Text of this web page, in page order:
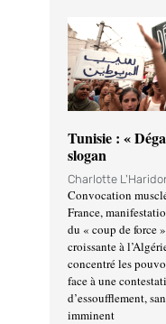
Tunisie : «
slogan
Charlotte
Convocation
France,
du « coup de force
croissante à
concentré les
face à une
d’essoufflement,
imminent